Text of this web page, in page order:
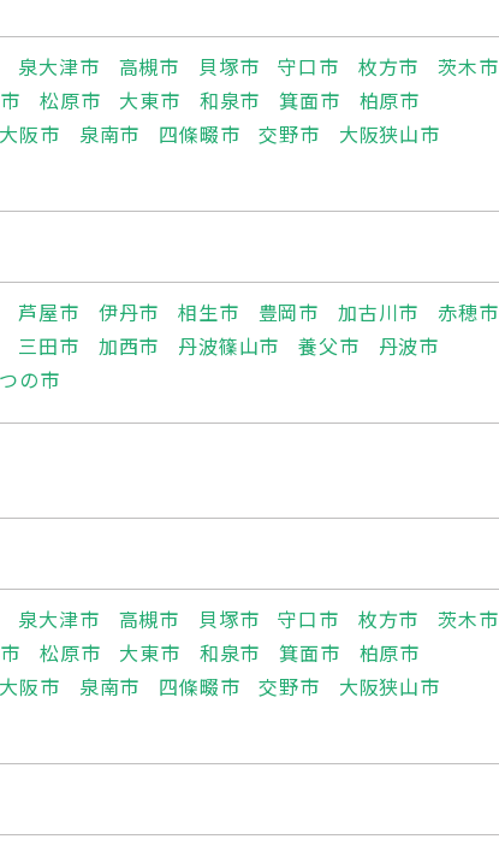
泉大津市 高槻市 貝塚市 守口市 枚方市
茨木市
松原市 大東市 和泉市 箕面市
柏原市
阪市 泉南市 四條畷市 交野市
大阪狭山市
芦屋市 伊丹市 相生市 豊岡市 加古川市
赤穂市
三田市 加西市 丹波篠山市 養父市
丹波市
の市
泉大津市 高槻市 貝塚市 守口市 枚方市
茨木市
松原市 大東市 和泉市 箕面市
柏原市
阪市 泉南市 四條畷市 交野市
大阪狭山市